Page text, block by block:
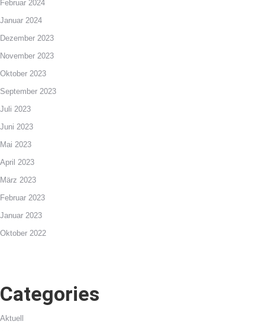
Februar 2024
Januar 2024
Dezember 2023
November 2023
Oktober 2023
September 2023
Juli 2023
Juni 2023
Mai 2023
April 2023
März 2023
Februar 2023
Januar 2023
Oktober 2022
Categories
Aktuell